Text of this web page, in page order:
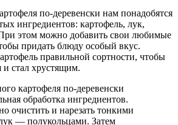
по-деревенски нам понадобятся
ингредиентов: картофель, лук,
этом можно добавить свои любимые
придать блюду особый вкус.
правильной сортности, чтобы
стал хрустящим.
картофеля по-деревенски
обработка ингредиентов.
очистить и нарезать тонкими
— полукольцами. Затем